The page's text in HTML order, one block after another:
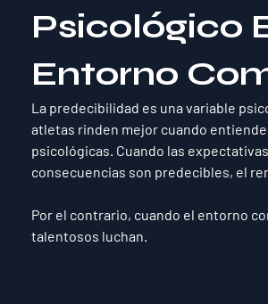
Psicológico
Entorno
La predecibilidad es una variable
atletas rinden mejor cuando
psicológicas. Cuando las
consecuencias son predecibles, el
Por el contrario, cuando el entorno
talentosos luchan.